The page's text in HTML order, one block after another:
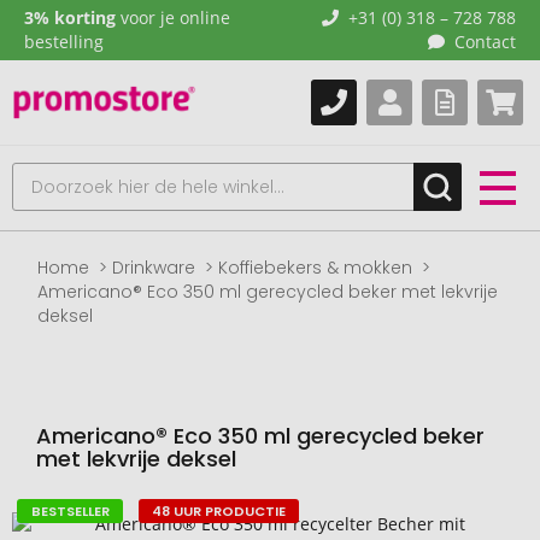
3% korting voor je online
bestelling
+31 (0) 318 – 728 788
Contact
Home Drinkware
Koffiebekers & mokken
Americano® Eco 350 ml gerecycled beker met lekvrije
deksel
Americano® Eco 350 ml gerecycled beker
met lekvrije deksel
Naar
BESTSELLER 48 UUR PRODUCTIE